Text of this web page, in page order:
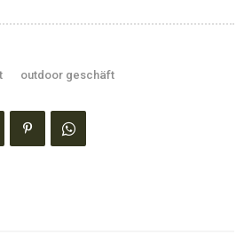
outdoor geschäft